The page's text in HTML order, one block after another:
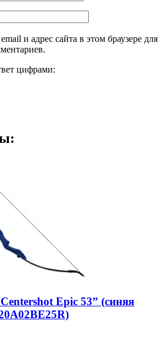
и адрес сайта в этом браузере для
цифрами:
Epic 53” (синяя